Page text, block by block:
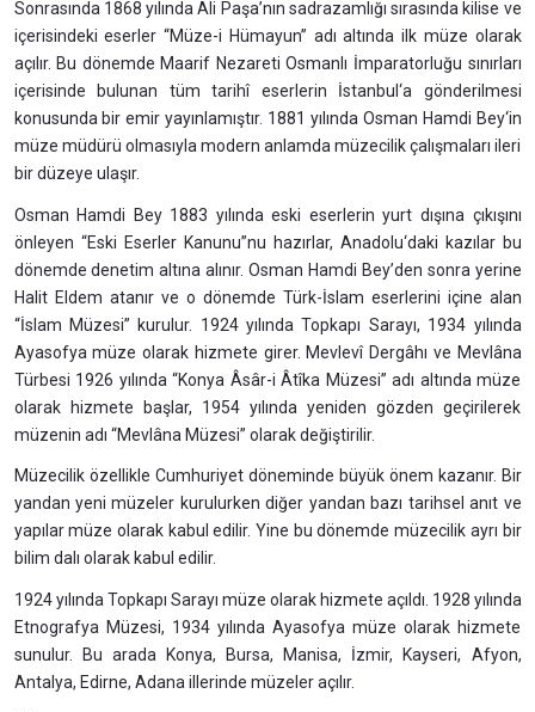
Sonrasında 1868 yılında Ali Paşa’nın sadrazamlığı sırasında kilise ve
içerisindeki eserler “Müze-i Hümayun” adı altında ilk müze olarak
açılır. Bu dönemde Maarif Nezareti Osmanlı İmparatorluğu sınırları
içerisinde bulunan tüm tarihî eserlerin İstanbul‘a gönderilmesi
konusunda bir emir yayınlamıştır. 1881 yılında Osman Hamdi Bey‘in
müze müdürü olmasıyla modern anlamda müzecilik çalışmaları ileri
bir düzeye ulaşır.
Osman Hamdi Bey 1883 yılında eski eserlerin yurt dışına çıkışını
önleyen “Eski Eserler Kanunu”nu hazırlar, Anadolu‘daki kazılar bu
dönemde denetim altına alınır. Osman Hamdi Bey’den sonra yerine
Halit Eldem atanır ve o dönemde Türk-İslam eserlerini içine alan
“İslam Müzesi” kurulur. 1924 yılında Topkapı Sarayı, 1934 yılında
Ayasofya müze olarak hizmete girer. Mevlevî Dergâhı ve Mevlâna
Türbesi 1926 yılında “Konya Âsâr-i Âtîka Müzesi” adı altında müze
olarak hizmete başlar, 1954 yılında yeniden gözden geçirilerek
müzenin adı “Mevlâna Müzesi” olarak değiştirilir.
Müzecilik özellikle Cumhuriyet döneminde büyük önem kazanır. Bir
yandan yeni müzeler kurulurken diğer yandan bazı tarihsel anıt ve
yapılar müze olarak kabul edilir. Yine bu dönemde müzecilik ayrı bir
bilim dalı olarak kabul edilir.
1924 yılında Topkapı Sarayı müze olarak hizmete açıldı. 1928 yılında
Etnografya Müzesi, 1934 yılında Ayasofya müze olarak hizmete
sunulur. Bu arada Konya, Bursa, Manisa, İzmir, Kayseri, Afyon,
Antalya, Edirne, Adana illerinde müzeler açılır.